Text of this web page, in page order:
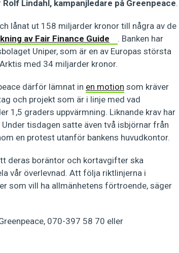
Rolf Lindahl, kampanjledare på Greenpeace.
lånat ut 158 miljarder kronor till några av de
av Fair Finance Guide
. Banken har
Uniper, som är en av Europas största
med 34 miljarder kronor.
därför lämnat in en motion som kräver
och projekt som är i linje med vad
1,5 graders uppvärmning. Liknande krav har
tisdagen satte även två isbjörnar från
en protest utanför bankens huvudkontor.
deras boräntor och kortavgifter ska
vår överlevnad. Att följa riktlinjerna i
som vill ha allmänhetens förtroende, säger
070-397 58 70 eller